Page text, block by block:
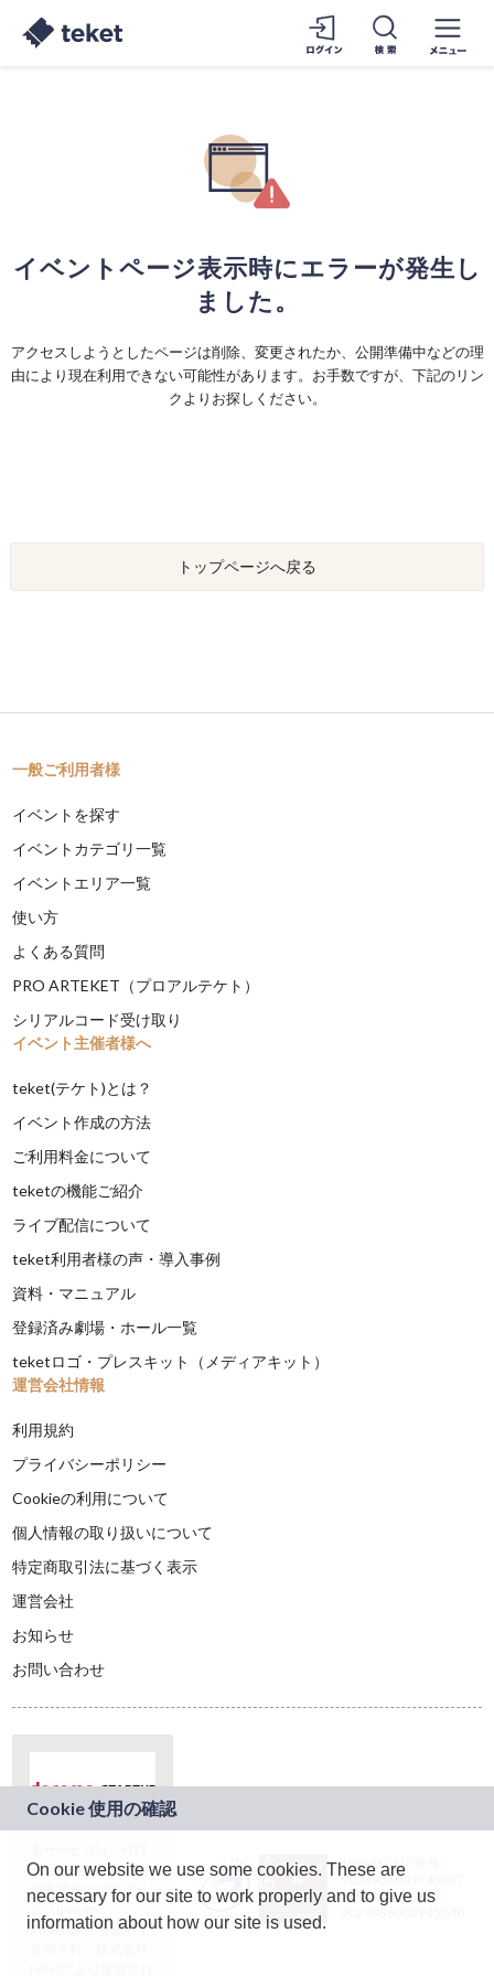
イベントページ表示時にエラーが発生し
ました。
アクセスしようとしたページは削除、変更されたか、公開準備中などの理
由により現在利用できない可能性があります。お手数ですが、下記のリン
クよりお探しください。
トップページへ戻る
一般ご利用者様
イベントを探す
イベントカテゴリ一覧
イベントエリア一覧
使い方
よくある質問
PRO ARTEKET（プロアルテケト）
シリアルコード受け取り
イベント主催者様へ
teket(テケト)とは？
イベント作成の方法
ご利用料金について
teketの機能ご紹介
ライブ配信について
teket利用者様の声・導入事例
資料・マニュアル
登録済み劇場・ホール一覧
teketロゴ・プレスキット（メディアキット）
運営会社情報
利用規約
プライバシーポリシー
Cookieの利用について
個人情報の取り扱いについて
特定商取引法に基づく表示
運営会社
お知らせ
お問い合わせ
ドコモグループの新
規事業創出プログラ
ム「docomo
STARTUP」を通じて
JASRAC許諾番号：
9024936001Y45037
JASRAC許諾番号：
On our website we use some cookies. These are
necessary for our site to work properly and to give us
information about how our site is used.